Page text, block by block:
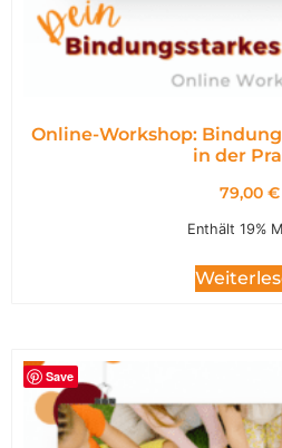
Online-Workshop:
in der
79,00 €
Enthält 19%
Save